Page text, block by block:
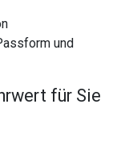
und
für Sie